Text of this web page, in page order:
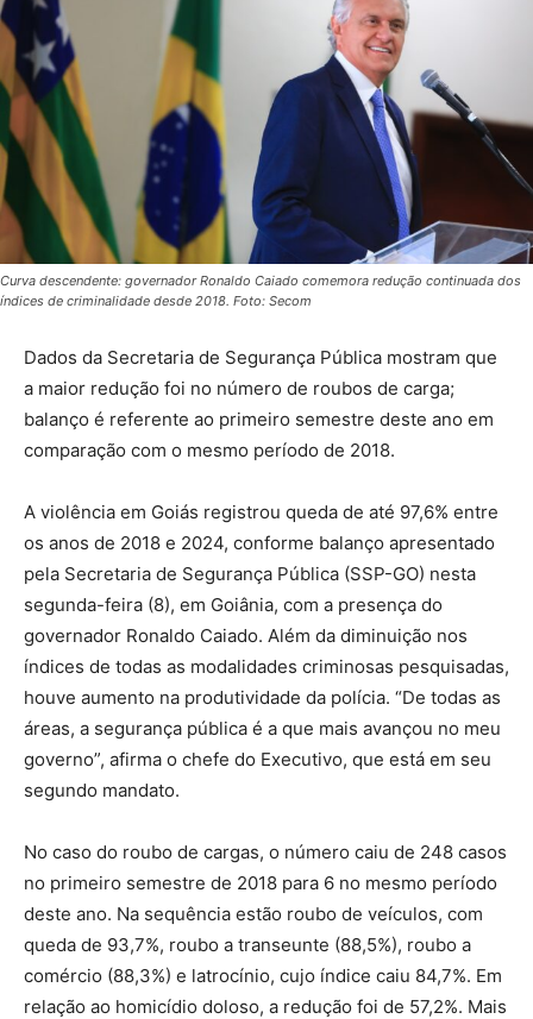
Curva descendente: governador Ronaldo Caiado comemora redução continuada dos
índices de criminalidade desde 2018. Foto: Secom
Dados da Secretaria de Segurança Pública mostram que
a maior redução foi no número de roubos de carga;
balanço é referente ao primeiro semestre deste ano em
comparação com o mesmo período de 2018.
A violência em Goiás registrou queda de até 97,6% entre
os anos de 2018 e 2024, conforme balanço apresentado
pela Secretaria de Segurança Pública (SSP-GO) nesta
segunda-feira (8), em Goiânia, com a presença do
governador Ronaldo Caiado. Além da diminuição nos
índices de todas as modalidades criminosas pesquisadas,
houve aumento na produtividade da polícia. “De todas as
áreas, a segurança pública é a que mais avançou no meu
governo”, afirma o chefe do Executivo, que está em seu
segundo mandato.
No caso do roubo de cargas, o número caiu de 248 casos
no primeiro semestre de 2018 para 6 no mesmo período
deste ano. Na sequência estão roubo de veículos, com
queda de 93,7%, roubo a transeunte (88,5%), roubo a
comércio (88,3%) e latrocínio, cujo índice caiu 84,7%. Em
relação ao homicídio doloso, a redução foi de 57,2%. Mais